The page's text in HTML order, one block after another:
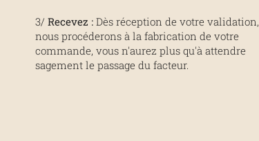
3/ Recevez :Dès réception de votre validation,
nous procéderons à la fabrication de votre
commande, vous n'aurez plus qu'à attendre
sagement le passage du facteur.